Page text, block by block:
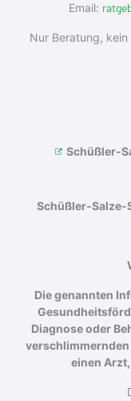
Email:
Nur Beratung,
Schüßler-
Schüßler-Salze-
Die genannten
Diagnose oder
verschlimmernden
einen